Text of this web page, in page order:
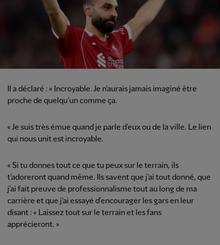
Il a déclaré : « Incroyable. Je n'aurais jamais imaginé être
proche de quelqu'un comme ça.
« Je suis très émue quand je parle d'eux ou de la ville. Le lien
qui nous unit est incroyable.
« Si tu donnes tout ce que tu peux sur le terrain, ils
t'adoreront quand même. Ils savent que j'ai tout donné, que
j'ai fait preuve de professionnalisme tout au long de ma
carrière et que j'ai essayé d'encourager les gars en leur
disant : « Laissez tout sur le terrain et les fans
apprécieront. »